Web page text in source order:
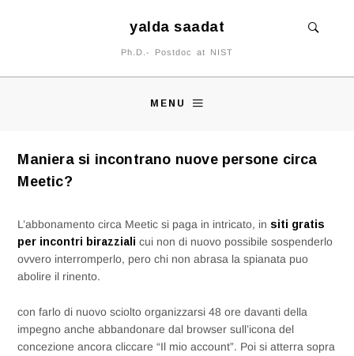
yalda saadat
Ph.D.- Postdoc at NIST
MENU
Maniera si incontrano nuove persone circa
Meetic?
L’abbonamento circa Meetic si paga in intricato, in siti gratis
per incontri birazziali cui non di nuovo possibile sospenderlo
ovvero interromperlo, pero chi non abrasa la spianata puo
abolire il rinento.
con farlo di nuovo sciolto organizzarsi 48 ore davanti della
impegno anche abbandonare dal browser sull’icona del
concezione ancora cliccare “Il mio account”. Poi si atterra sopra